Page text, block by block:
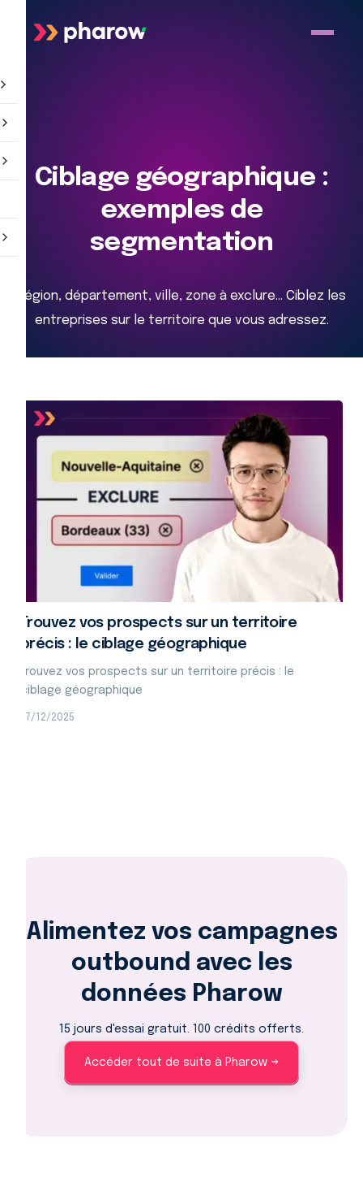
Ciblage géographique :
exemples de
segmentation
Région, département, ville, zone à exclure… Ciblez les
entreprises sur le territoire que vous adressez.
Trouvez vos prospects sur un territoire
précis : le ciblage géographique
Trouvez vos prospects sur un territoire précis : le
ciblage géographique
17/12/2025
Alimentez vos campagnes
outbound avec les
données Pharow
15 jours d'essai gratuit. 100 crédits offerts.
Accéder tout de suite à Pharow →